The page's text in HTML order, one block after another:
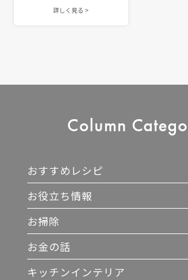
詳しく見る >
Column
おすすめレシピ
お役立ち情報
お掃除
お金の話
キッチンインテリア